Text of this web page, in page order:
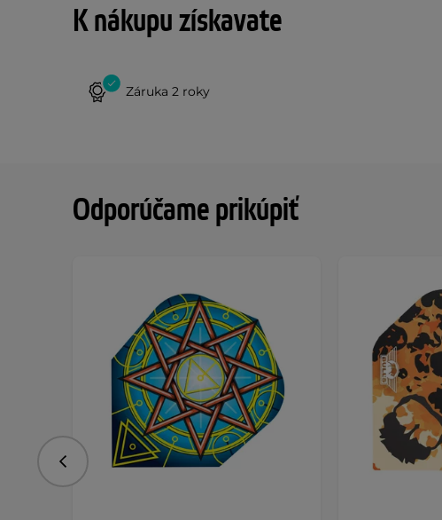
K nákupu získavate
Záruka 2 roky
Odporúčame prikúpiť
Predchádzajúce